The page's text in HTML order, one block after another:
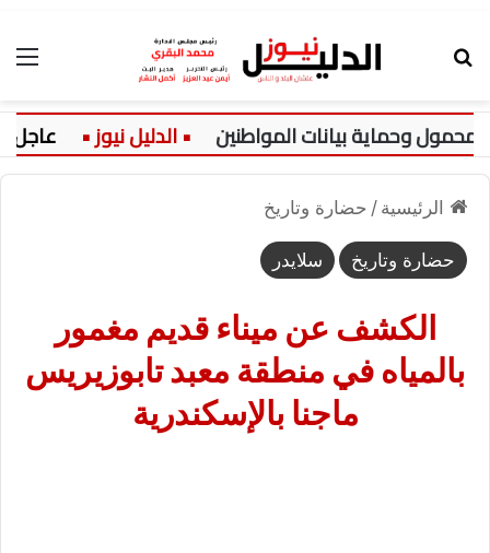
بيانات المواطنين عاجل:
الرئيسية / حضارة وتاريخ
حضارة وتاريخ سلايدر
الكشف عن ميناء قديم مغمور
بالمياه في منطقة معبد تابوزيريس
ماجنا بالإسكندرية